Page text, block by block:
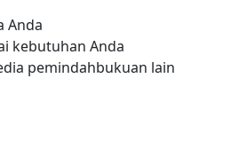
Anda
kebutuhan Anda
pemindahbukuan lain